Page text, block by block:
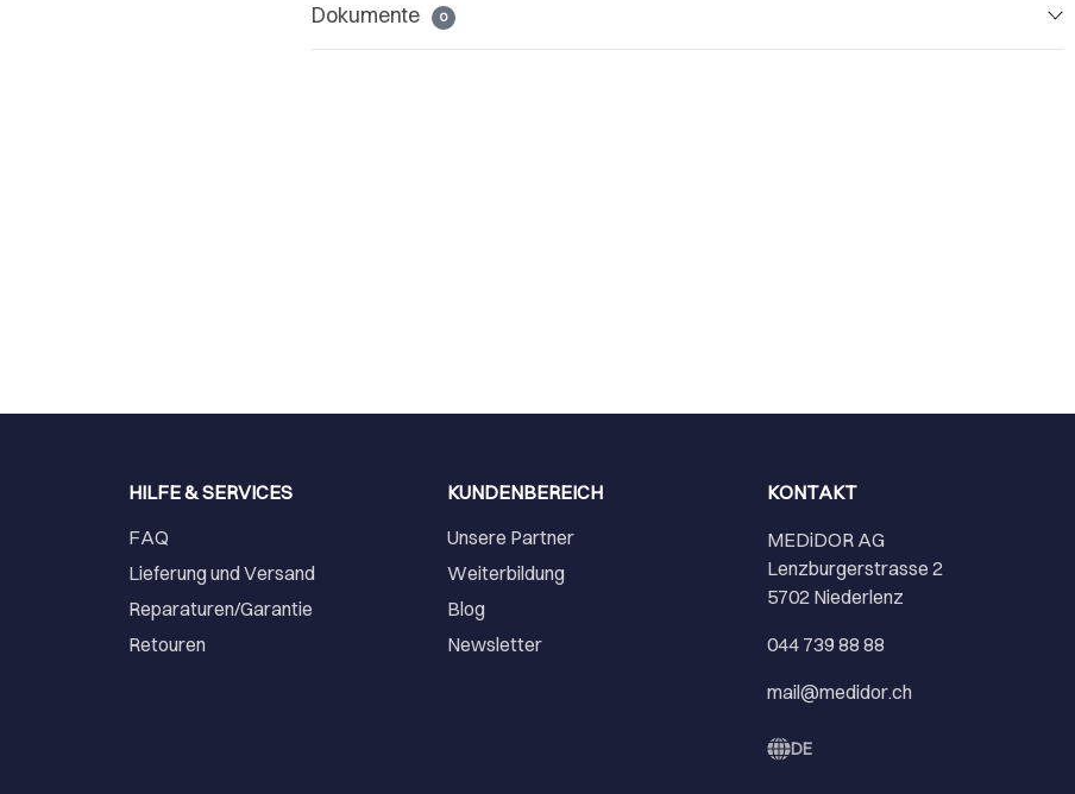
Dokumente 0
HILFE & SERVICES
FAQ
Lieferung und Versand
Reparaturen/Garantie
Retouren
KUNDENBEREICH
Unsere Partner
Weiterbildung
Blog
Newsletter
KONTAKT
MEDiDOR AG
Lenzburgerstrasse 2
5702 Niederlenz
044 739 88 88
mail@medidor.ch
DE